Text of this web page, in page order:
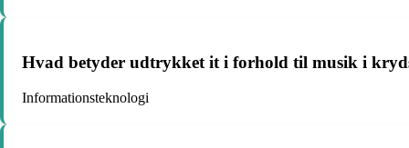
Hvad betyder udtrykket it i forhold til musik i
Informationsteknologi